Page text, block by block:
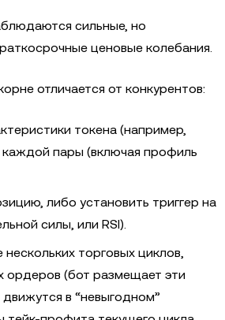
сильные, но
ценовые колебания.
отличается от конкурентов:
токена (например,
пары (включая профиль
либо установить триггер на
силы, или RSI).
торговых циклов,
(бот размещает эти
в “невыгодном”